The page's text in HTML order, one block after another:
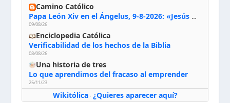
Camino Católico
Papa León Xiv en el Ángelus, 9-8-2026: «Jesús no nos abandona y si lo acogemos con humildad con la oración, los sacramentos y la escucha de su Palabra, en Él encontraremos paz, luz y fuerza para nuestro camino»
09/08/26
Enciclopedia Católica
Verificabilidad de los hechos de la Biblia
08/08/26
Una historia de tres
Lo que aprendimos del fracaso al emprender
25/11/23
Wikitólica· ¿Quieres aparecer aquí?